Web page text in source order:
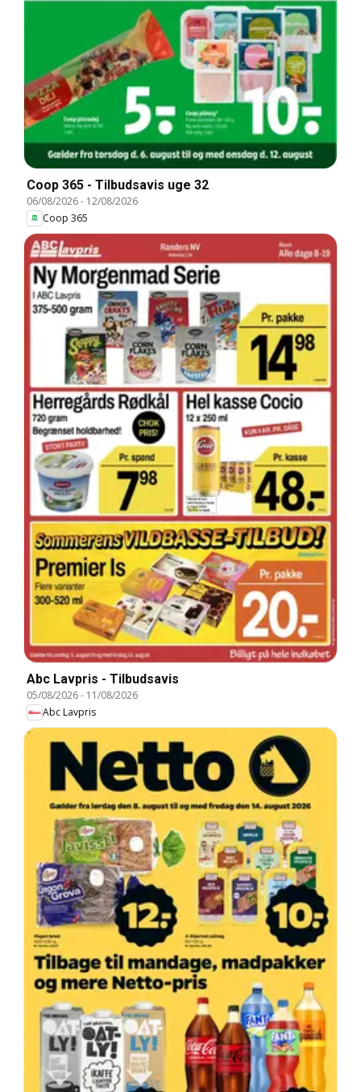
Coop 365 - Tilbudsavis uge 32
06/08/2026- 12/08/2026
Coop 365
Abc Lavpris - Tilbudsavis
05/08/2026- 11/08/2026
Abc Lavpris